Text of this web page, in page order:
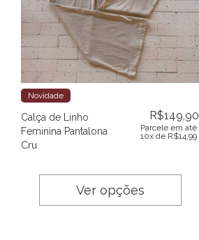
Novidade
Calça de Linho
Feminina Pantalona
Cru
R$149,90
Parcele em até
10x de R$14,99
Ver opções